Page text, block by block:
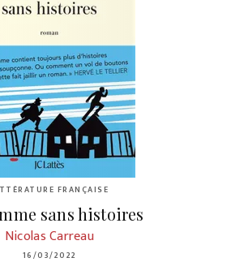
FRANÇAISE
sans histoires
Nicolas Carreau
16/03/2022